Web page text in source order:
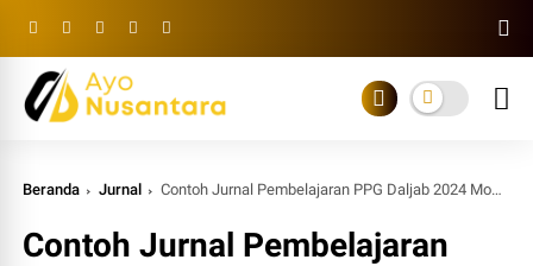
Beranda Jurnal Contoh Jurnal Pembelajaran PPG Daljab 2024 Modul 2 Lengkap dan Terbaru
Contoh Jurnal Pembelajaran